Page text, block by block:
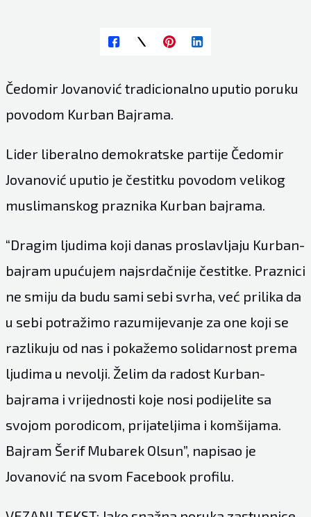
Čedomir Jovanović tradicionalno uputio poruku
povodom Kurban Bajrama.
Lider liberalno demokratske partije Čedomir
Jovanović uputio je čestitku povodom velikog
muslimanskog praznika Kurban bajrama.
“Dragim ljudima koji danas proslavljaju Kurban-
bajram upućujem najsrdačnije čestitke. Praznici
ne smiju da budu sami sebi svrha, već prilika da
u sebi potražimo razumijevanje za one koji se
razlikuju od nas i pokažemo solidarnost prema
ljudima u nevolji. Želim da radost Kurban-
bajrama i vrijednosti koje nosi podijelite sa
svojom porodicom, prijateljima i komšijama.
Bajram Šerif Mubarek Olsun”, napisao je
Jovanović na svom Facebook profilu.